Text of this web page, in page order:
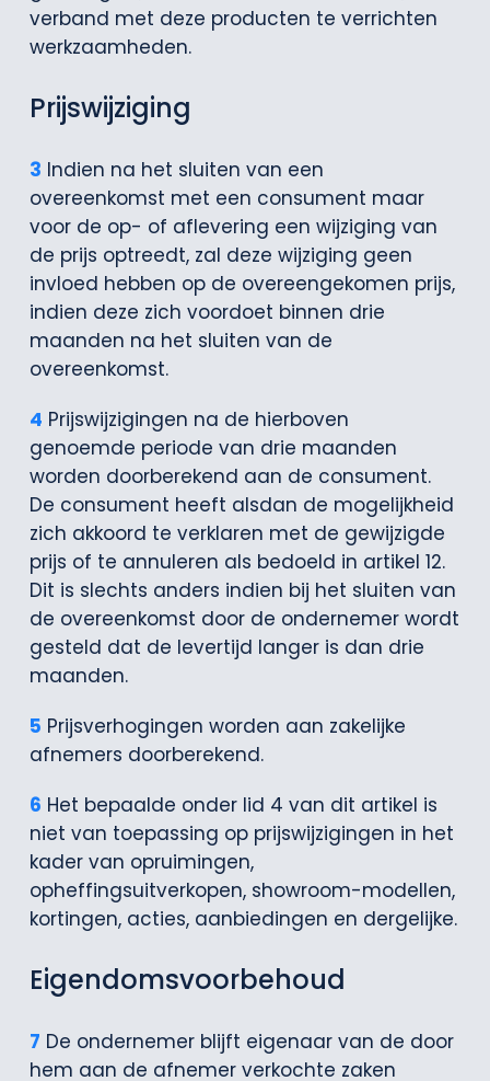
verband met deze producten te verrichten
werkzaamheden.
Prijswijziging
3 Indien na het sluiten van een
overeenkomst met een consument maar
voor de op- of aflevering een wijziging van
de prijs optreedt, zal deze wijziging geen
invloed hebben op de overeengekomen prijs,
indien deze zich voordoet binnen drie
maanden na het sluiten van de
overeenkomst.
4 Prijswijzigingen na de hierboven
genoemde periode van drie maanden
worden doorberekend aan de consument.
De consument heeft alsdan de mogelijkheid
zich akkoord te verklaren met de gewijzigde
prijs of te annuleren als bedoeld in artikel 12.
Dit is slechts anders indien bij het sluiten van
de overeenkomst door de ondernemer wordt
gesteld dat de levertijd langer is dan drie
maanden.
5 Prijsverhogingen worden aan zakelijke
afnemers doorberekend.
6 Het bepaalde onder lid 4 van dit artikel is
niet van toepassing op prijswijzigingen in het
kader van opruimingen,
opheffingsuitverkopen, showroom-modellen,
kortingen, acties, aanbiedingen en dergelijke.
Eigendomsvoorbehoud
7 De ondernemer blijft eigenaar van de door
hem aan de afnemer verkochte zaken